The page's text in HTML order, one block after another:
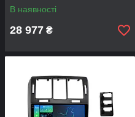
В наявності
28 977 ₴